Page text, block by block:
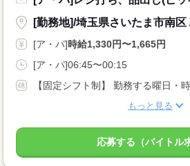
[勤務地]/埼玉県さいたま市南区
[ア・パ]時給1,330円〜1,665円
[ア・パ]06:45〜00:15
もっと見る
応募する（バイトル